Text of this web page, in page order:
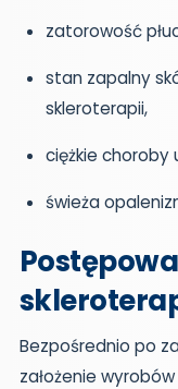
zatorowość
stan zapalny
skleroterapii,
ciężkie choroby
świeża
Bezpośrednio po
założenie